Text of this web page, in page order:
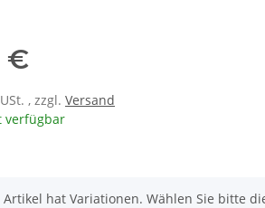
€
, zzgl. Versand
verfügbar
Artikel hat Variationen. Wählen Sie bitte